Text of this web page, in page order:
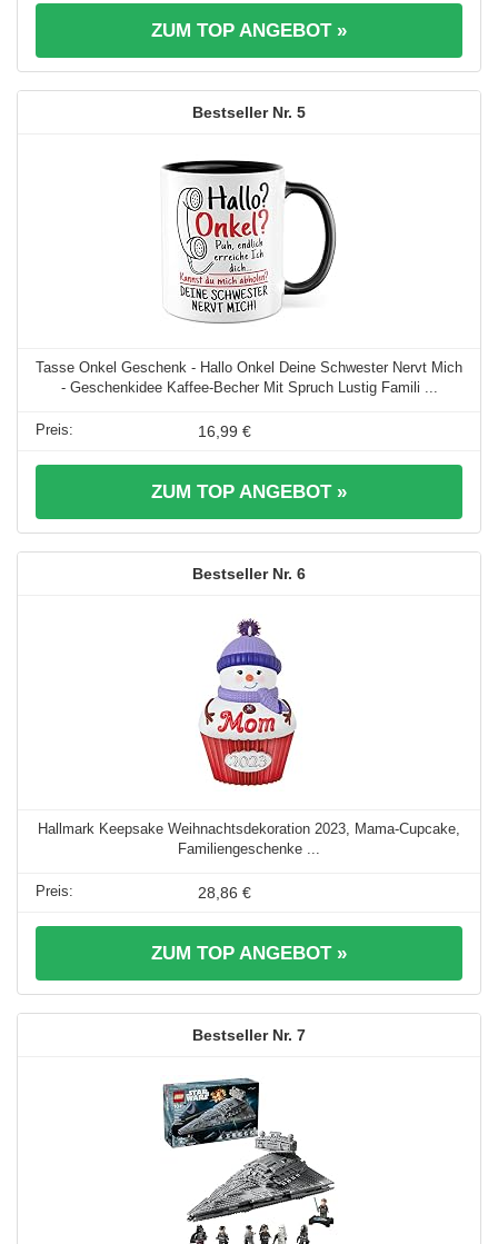
ZUM TOP ANGEBOT »
5
Tasse Onkel Geschenk - Hallo Onkel Deine Schwester Nervt Mich
- Geschenkidee Kaffee-Becher Mit Spruch Lustig Famili ...
16,99 €
ZUM TOP ANGEBOT »
6
Hallmark Keepsake Weihnachtsdekoration 2023, Mama-Cupcake,
Familiengeschenke ...
28,86 €
ZUM TOP ANGEBOT »
7